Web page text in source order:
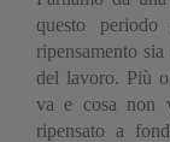
questo
ripensamento
del lavoro. Più o
va e cosa non
ripensato a